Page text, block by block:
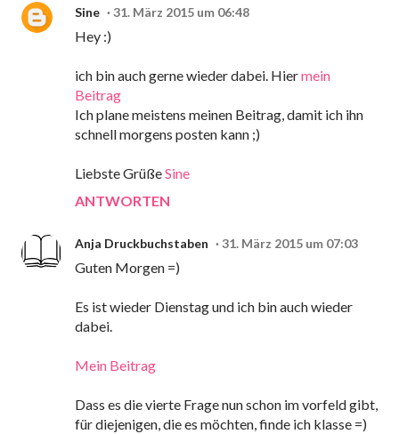
Sine 31. März 2015 um 06:48
Hey :)
ich bin auch gerne wieder dabei. Hiermein
Beitrag
Ich plane meistens meinen Beitrag, damit ich ihn
schnell morgens posten kann ;)
Liebste GrüßeSine
ANTWORTEN
Anja Druckbuchstaben 31. März 2015 um 07:03
Guten Morgen =)
Es ist wieder Dienstag und ich bin auch wieder
dabei.
Mein Beitrag
Dass es die vierte Frage nun schon im vorfeld gibt,
für diejenigen, die es möchten, finde ich klasse =)